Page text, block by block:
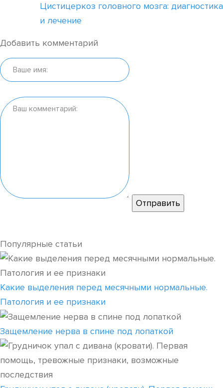
Цистицеркоз головного мозга: диагностика
и лечение
Добавить комментарий
Популярные статьи
Какие выделения перед месячными нормальные.
Патология и ее признаки
Защемление нерва в спине под лопаткой